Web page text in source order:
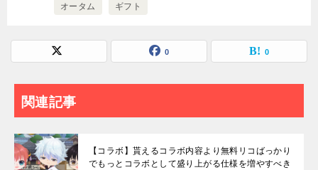
オータム ギフト
0 0
関連記事
【コラボ】貰えるコラボ内容より無料リコばっかり
でもっとコラボとして盛り上がる仕様を増やすべき